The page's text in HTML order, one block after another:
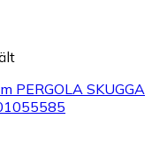
PERGOLA SKUGGA